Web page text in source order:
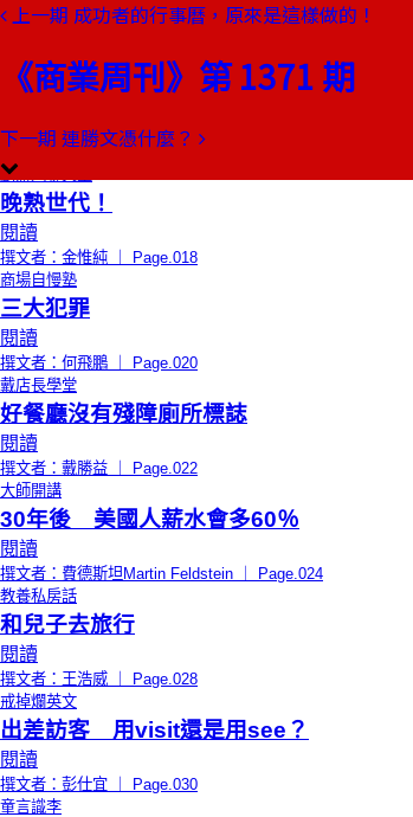
上一期 成功者的行事曆，原來是這樣做的！
《商業周刊》第 1371 期
下一期 連勝文憑什麼？
本期目錄
限時免費總編輯的話
十年後的身價
閱讀
撰文者：郭奕伶 ｜ Page.016
創辦人聊天室
晚熟世代！
閱讀
撰文者：金惟純 ｜ Page.018
商場自慢塾
三大犯罪
閱讀
撰文者：何飛鵬 ｜ Page.020
戴店長學堂
好餐廳沒有殘障廁所標誌
閱讀
撰文者：戴勝益 ｜ Page.022
大師開講
30年後 美國人薪水會多60％
閱讀
撰文者：費德斯坦Martin Feldstein ｜ Page.024
教養私房話
和兒子去旅行
閱讀
撰文者：王浩威 ｜ Page.028
戒掉爛英文
出差訪客 用visit還是用see？
閱讀
撰文者：彭仕宜 ｜ Page.030
童言識李